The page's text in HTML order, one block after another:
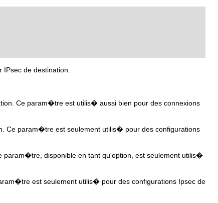
de destination.
Ce param�tre est utilis� aussi bien pour des connexions
param�tre est seulement utilis� pour des configurations
disponible en tant qu'option, est seulement utilis�
est seulement utilis� pour des configurations Ipsec de